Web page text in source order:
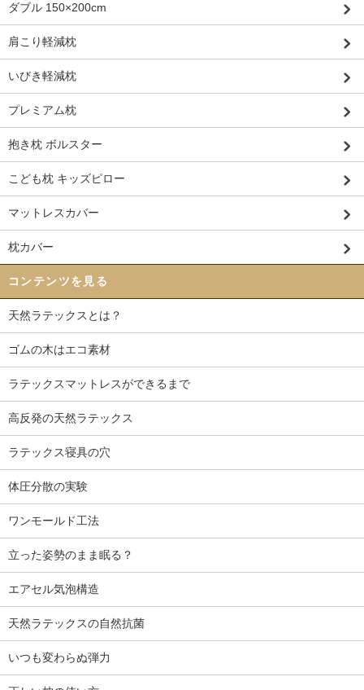
ダブル 150×200cm
肩こり軽減枕
いびき軽減枕
プレミアム枕
抱き枕 ボルスター
こども枕 キッズピロー
マットレスカバー
枕カバー
コンテンツを見る
天然ラテックスとは？
ゴムの木はエコ素材
ラテックスマットレスができるまで
高反発の天然ラテックス
ラテックス寝具の穴
体圧分散の実験
ワンモールド工法
立った姿勢のまま眠る？
エアセル気泡構造
天然ラテックスの自然抗菌
いつも変わらぬ弾力